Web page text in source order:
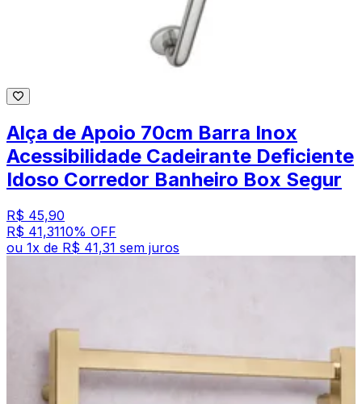
Alça de Apoio 70cm Barra Inox
Acessibilidade Cadeirante Deficiente
Idoso Corredor Banheiro Box Segur
R$ 45,90
R$ 41,3110% OFF
ou 1x de R$ 41,31 sem juros